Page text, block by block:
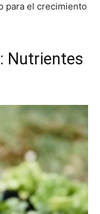
para el crecimiento
Nutrientes